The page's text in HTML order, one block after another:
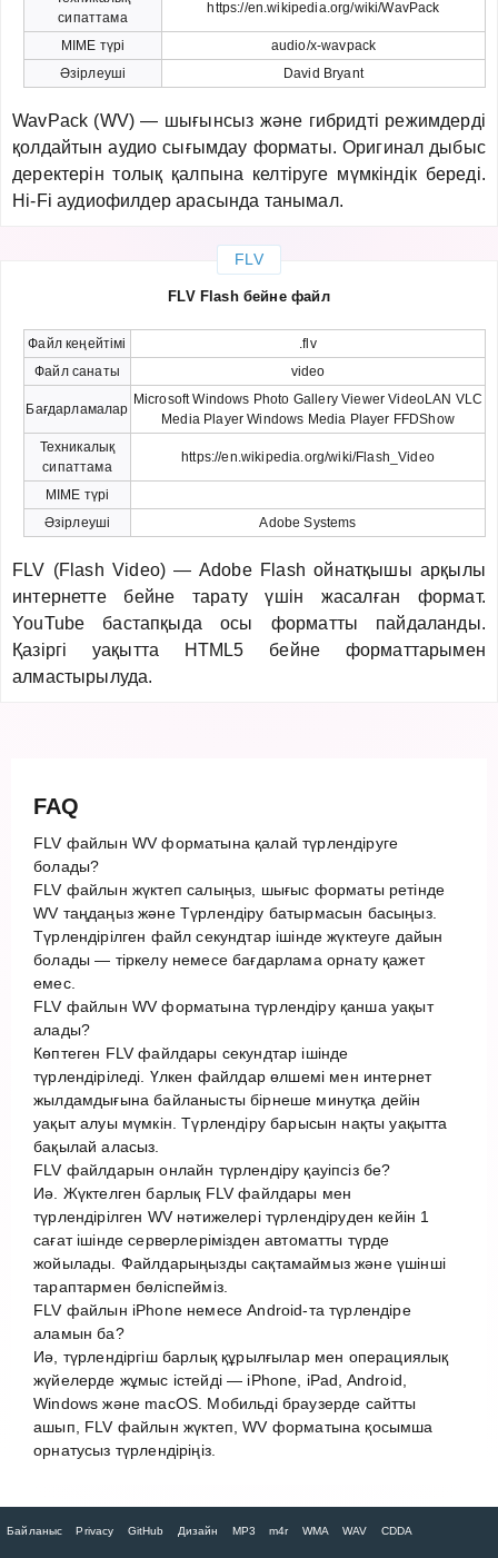
сипаттама
https://en.wikipedia.org/wiki/WavPack
MIME түрі
audio/x-wavpack
Әзірлеуші
David Bryant
WavPack (WV) — шығынсыз және гибридті режимдерді
қолдайтын аудио сығымдау форматы. Оригинал дыбыс
деректерін толық қалпына келтіруге мүмкіндік береді.
Hi-Fi аудиофилдер арасында танымал.
FLV
FLV Flash бейне файл
Файл кеңейтімі
.flv
Файл санаты
video
Бағдарламалар
Microsoft Windows Photo Gallery Viewer VideoLAN VLC
Media Player Windows Media Player FFDShow
Техникалық
сипаттама
https://en.wikipedia.org/wiki/Flash_Video
MIME түрі
Әзірлеуші
Adobe Systems
FLV (Flash Video) — Adobe Flash ойнатқышы арқылы
интернетте бейне тарату үшін жасалған формат.
YouTube бастапқыда осы форматты пайдаланды.
Қазіргі уақытта HTML5 бейне форматтарымен
алмастырылуда.
FAQ
FLV файлын WV форматына қалай түрлендіруге
болады?
FLV файлын жүктеп салыңыз, шығыс форматы ретінде
WV таңдаңыз және Түрлендіру батырмасын басыңыз.
Түрлендірілген файл секундтар ішінде жүктеуге дайын
болады — тіркелу немесе бағдарлама орнату қажет
емес.
FLV файлын WV форматына түрлендіру қанша уақыт
алады?
Көптеген FLV файлдары секундтар ішінде
түрлендіріледі. Үлкен файлдар өлшемі мен интернет
жылдамдығына байланысты бірнеше минутқа дейін
уақыт алуы мүмкін. Түрлендіру барысын нақты уақытта
бақылай аласыз.
FLV файлдарын онлайн түрлендіру қауіпсіз бе?
Иә. Жүктелген барлық FLV файлдары мен
түрлендірілген WV нәтижелері түрлендіруден кейін 1
сағат ішінде серверлерімізден автоматты түрде
жойылады. Файлдарыңызды сақтамаймыз және үшінші
тараптармен бөліспейміз.
FLV файлын iPhone немесе Android-та түрлендіре
аламын ба?
Иә, түрлендіргіш барлық құрылғылар мен операциялық
жүйелерде жұмыс істейді — iPhone, iPad, Android,
Windows және macOS. Мобильді браузерде сайтты
ашып, FLV файлын жүктеп, WV форматына қосымша
орнатусыз түрлендіріңіз.
Байланыс Privacy GitHub Дизайн MP3 m4r WMA WAV CDDA